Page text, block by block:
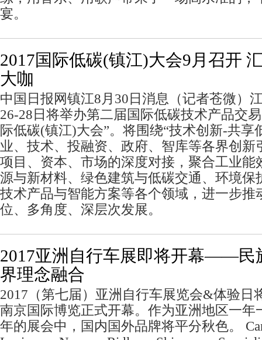
宴。
2017国际低碳(镇江)大会9月召开
大咖
中国日报网镇江8月30日消息（记者苍微）
26-28日将举办第二届国际低碳技术产品交
际低碳(镇江)大会”。将围绕“技术创新-共享
业、技术、投融资、政府、智库等各界创新
项目、资本、市场的深度对接，聚合工业能
源与新材料、绿色建筑与低碳交通、环境保
技术产品与智能方案等各个领域，进一步推
位、多角度、深层次发展。
2017亚洲自行车展即将开幕——民
界理念融合
2017（第七届）亚洲自行车展览会&体验日
南京国际博览正式开幕。作为亚洲地区一年
年的展会中，国内国外品牌将平分秋色。